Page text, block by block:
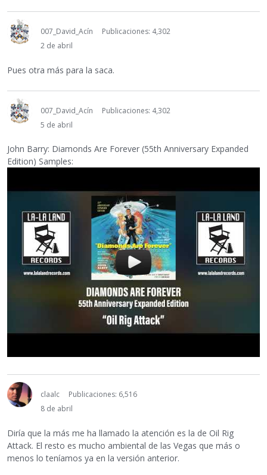
007_David_Acín
Publicaciones: 4,302
2 de abril
Pues otra más para la saca.
007_David_Acín
Publicaciones: 4,302
5 de abril
John Barry: Diamonds Are Forever (55th Anniversary Expanded
Edition) Samples:
claalc
Publicaciones: 6,516
8 de abril
Diría que la más me ha llamado la atención es la de Oil Rig
Attack. El resto es mucho ambiental de las Vegas que más o
menos lo teníamos ya en la versión anterior.